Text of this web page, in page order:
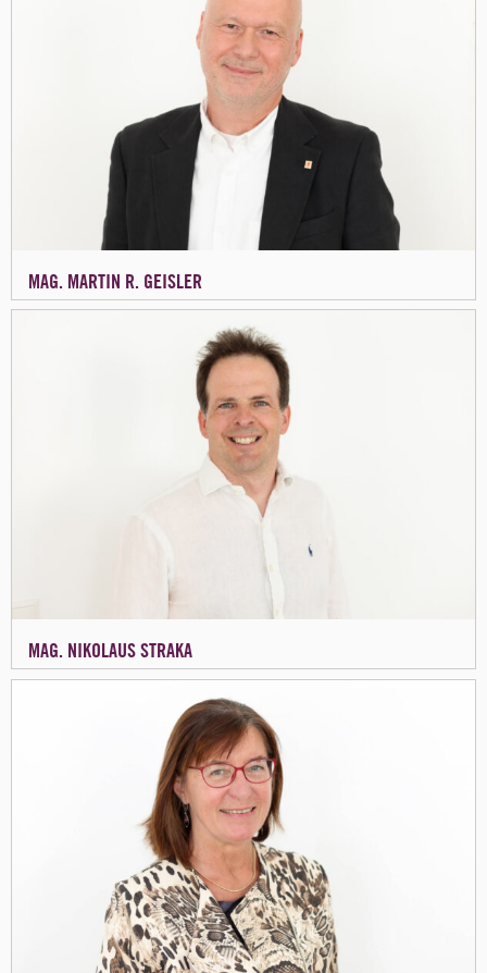
MAG. MARTIN R. GEISLER
MAG. NIKOLAUS STRAKA